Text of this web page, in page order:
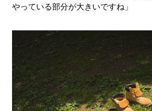
やっている部分が大きいですね」